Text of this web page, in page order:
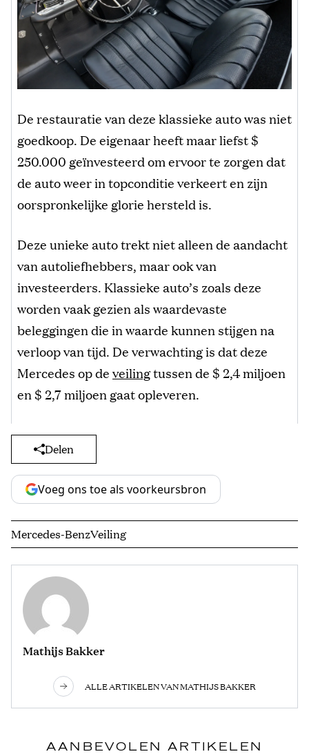
De restauratie van deze klassieke auto was niet
goedkoop. De eigenaar heeft maar liefst $
250.000 geïnvesteerd om ervoor te zorgen dat
de auto weer in topconditie verkeert en zijn
oorspronkelijke glorie hersteld is.
Deze unieke auto trekt niet alleen de aandacht
van autoliefhebbers, maar ook van
investeerders. Klassieke auto’s zoals deze
worden vaak gezien als waardevaste
beleggingen die in waarde kunnen stijgen na
verloop van tijd. De verwachting is dat deze
Mercedes op deveilingtussen de $ 2,4 miljoen
en $ 2,7 miljoen gaat opleveren.
Delen
Voeg ons toe als voorkeursbron
Mercedes-BenzVeiling
Mathijs Bakker
ALLE ARTIKELEN VAN MATHIJS BAKKER
AANBEVOLEN ARTIKELEN